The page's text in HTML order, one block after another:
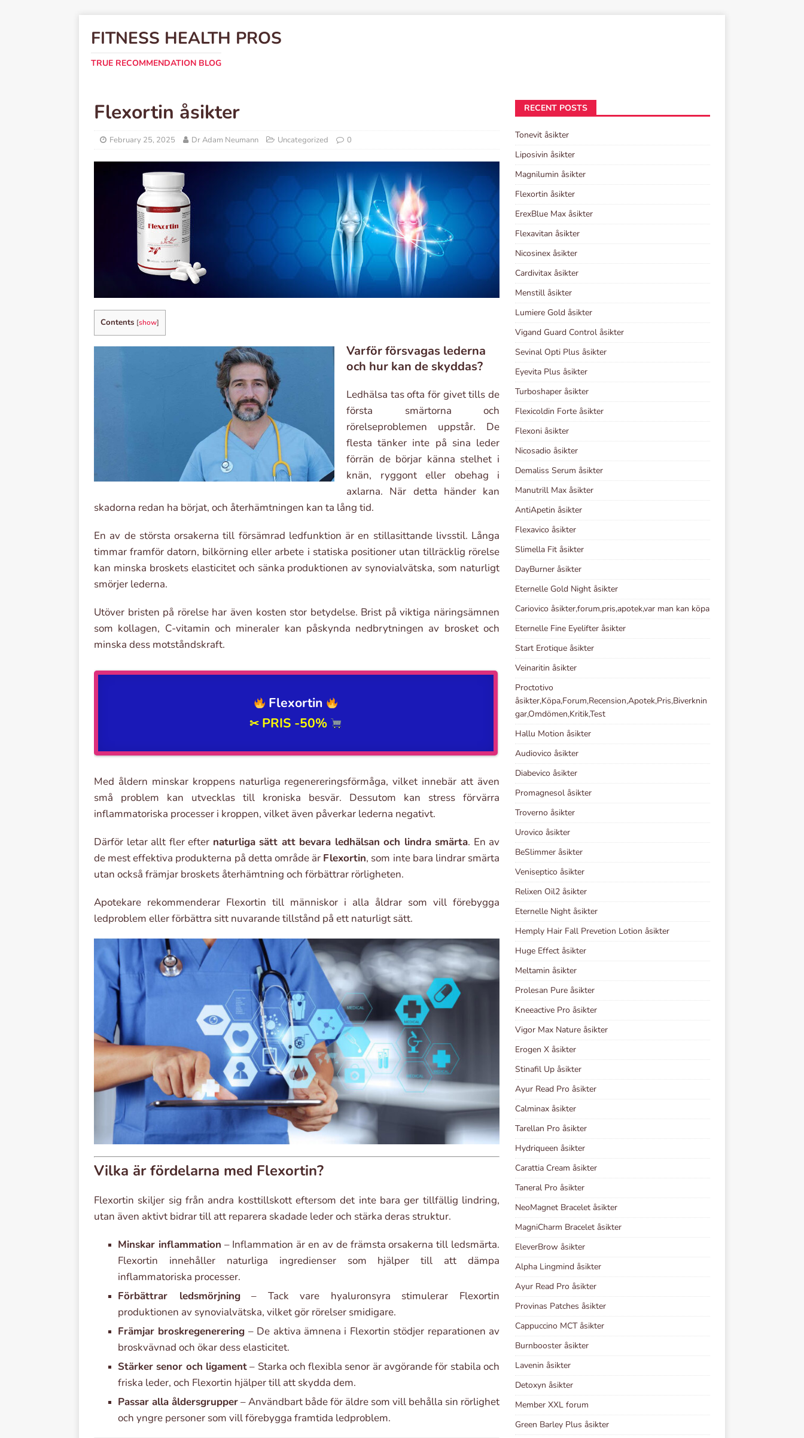
FITNESS HEALTH PROS
TRUE RECOMMENDATION BLOG
Flexortin åsikter
February 25, 2025 Dr Adam Neumann Uncategorized 0
Contents [show]
Varför försvagas lederna
och hur kan de skyddas?
Ledhälsa tas ofta för givet tills de
första smärtorna och
rörelseproblemen uppstår. De
flesta tänker inte på sina leder
förrän de börjar känna stelhet i
knän, ryggont eller obehag i
axlarna. När detta händer kan
skadorna redan ha börjat, och återhämtningen kan ta lång tid.
En av de största orsakerna till försämrad ledfunktion är en stillasittande livsstil. Långa
timmar framför datorn, bilkörning eller arbete i statiska positioner utan tillräcklig rörelse
kan minska broskets elasticitet och sänka produktionen av synovialvätska, som naturligt
smörjer lederna.
Utöver bristen på rörelse har även kosten stor betydelse. Brist på viktiga näringsämnen
som kollagen, C-vitamin och mineraler kan påskynda nedbrytningen av brosket och
minska dess motståndskraft.
Flexortin
✂ PRIS -50%
Med åldern minskar kroppens naturliga regenereringsförmåga, vilket innebär att även
små problem kan utvecklas till kroniska besvär. Dessutom kan stress förvärra
inflammatoriska processer i kroppen, vilket även påverkar lederna negativt.
Därför letar allt fler efter naturliga sätt att bevara ledhälsan och lindra smärta. En av
de mest effektiva produkterna på detta område är Flexortin, som inte bara lindrar smärta
utan också främjar broskets återhämtning och förbättrar rörligheten.
Apotekare rekommenderar Flexortin till människor i alla åldrar som vill förebygga
ledproblem eller förbättra sitt nuvarande tillstånd på ett naturligt sätt.
Vilka är fördelarna med Flexortin?
Flexortin skiljer sig från andra kosttillskott eftersom det inte bara ger tillfällig lindring,
utan även aktivt bidrar till att reparera skadade leder och stärka deras struktur.
Minskar inflammation – Inflammation är en av de främsta orsakerna till ledsmärta.
Flexortin innehåller naturliga ingredienser som hjälper till att dämpa
inflammatoriska processer.
Förbättrar ledsmörjning– Tack vare hyaluronsyra stimulerar Flexortin
produktionen av synovialvätska, vilket gör rörelser smidigare.
Främjar broskregenerering – De aktiva ämnena i Flexortin stödjer reparationen av
broskvävnad och ökar dess elasticitet.
Stärker senor och ligament– Starka och flexibla senor är avgörande för stabila och
friska leder, och Flexortin hjälper till att skydda dem.
Passar alla åldersgrupper– Användbart både för äldre som vill behålla sin rörlighet
och yngre personer som vill förebygga framtida ledproblem.
RECENT POSTS
Tonevit åsikter
Liposivin åsikter
Magnilumin åsikter
Flexortin åsikter
ErexBlue Max åsikter
Flexavitan åsikter
Nicosinex åsikter
Cardivitax åsikter
Menstill åsikter
Lumiere Gold åsikter
Vigand Guard Control åsikter
Sevinal Opti Plus åsikter
Eyevita Plus åsikter
Turboshaper åsikter
Flexicoldin Forte åsikter
Flexoni åsikter
Nicosadio åsikter
Demaliss Serum åsikter
Manutrill Max åsikter
AntiApetin åsikter
Flexavico åsikter
Slimella Fit åsikter
DayBurner åsikter
Eternelle Gold Night åsikter
Cariovico åsikter,forum,pris,apotek,var man kan köpa
Eternelle Fine Eyelifter åsikter
Start Erotique åsikter
Veinaritin åsikter
Proctotivo
åsikter,Köpa,Forum,Recension,Apotek,Pris,Biverknin
gar,Omdömen,Kritik,Test
Hallu Motion åsikter
Audiovico åsikter
Diabevico åsikter
Promagnesol åsikter
Troverno åsikter
Urovico åsikter
BeSlimmer åsikter
Veniseptico åsikter
Relixen Oil2 åsikter
Eternelle Night åsikter
Hemply Hair Fall Prevetion Lotion åsikter
Huge Effect åsikter
Meltamin åsikter
Prolesan Pure åsikter
Kneeactive Pro åsikter
Vigor Max Nature åsikter
Erogen X åsikter
Stinafil Up åsikter
Ayur Read Pro åsikter
Calminax åsikter
Tarellan Pro åsikter
Hydriqueen åsikter
Carattia Cream åsikter
Taneral Pro åsikter
NeoMagnet Bracelet åsikter
MagniCharm Bracelet åsikter
EleverBrow åsikter
Alpha Lingmind åsikter
Ayur Read Pro åsikter
Provinas Patches åsikter
Cappuccino MCT åsikter
Burnbooster åsikter
Lavenin åsikter
Detoxyn åsikter
Member XXL forum
Green Barley Plus åsikter